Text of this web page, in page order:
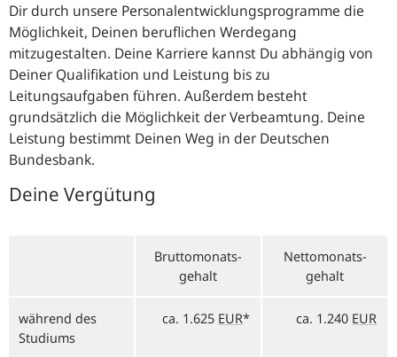
Dir durch unsere Personalentwicklungsprogramme die
Möglichkeit, Deinen beruflichen Werdegang
mitzugestalten. Deine Karriere kannst Du abhängig von
Deiner Qualifikation und Leistung bis zu
Leitungsaufgaben führen. Außerdem besteht
grundsätzlich die Möglichkeit der Verbeamtung. Deine
Leistung bestimmt Deinen Weg in der Deutschen
Bundesbank.
Deine Vergütung
Brutto­monats­
gehalt
Netto­monats­
gehalt
während des
Studiums
ca. 1.625 EUR* ca. 1.240 EUR